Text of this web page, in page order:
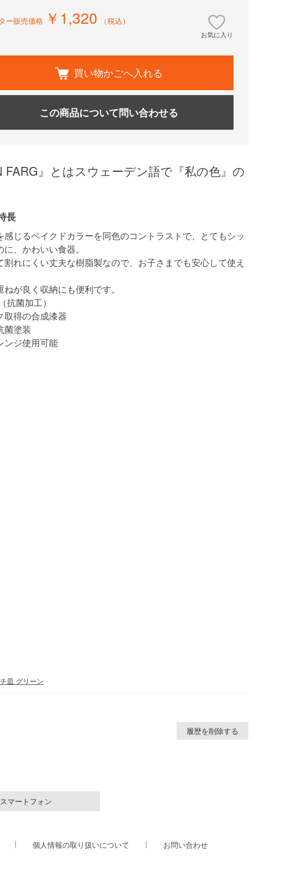
ー販売価格 ￥1,320 （税込）
お気に入り
買い物かごへ入れる
この商品について問い合わせる
FARG』とはスウェーデン語で『私の色』の
長
感じるベイクドカラーを同色のコントラストで、とてもシッ
に、かわいい食器。
割れにくい丈夫な樹脂製なので、お子さまでも安心して使え
ねが良く収納にも便利です。
抗菌加工）
取得の合成漆器
菌塗装
ンジ使用可能
皿 グリーン
履歴を削除する
スマートフォン
個人情報の取り扱いについて お問い合わせ